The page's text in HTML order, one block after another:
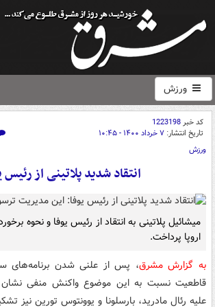
ورزش
کد خبر1223198
تاریخ انتشار: ۷ خرداد ۱۴۰۰ - ۱۰:۴۵
ورزش
انتقاد شدید پلاتینی از رئیس
میشائیل پلاتینی به انتقاد از رئیس یوفا و نحوه
اروپا پرداخت.
به گزارش مشرق، پس از علنی شدن برنامه‌های
قاطعیت نسبت به این موضوع واکنش منفی نشان
علیه رئال مادرید، بارسلونا و یوونتوس تورین نیز